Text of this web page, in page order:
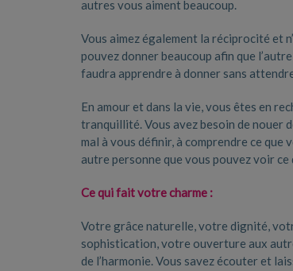
autres vous aiment beaucoup.
Vous aimez également la réciprocité et
pouvez donner beaucoup afin que
faudra apprendre à donner sans
En amour et dans la vie, vous êtes en
tranquillité. Vous avez besoin de nouer
mal à vous définir, à comprendre ce que
autre personne que vous pouvez voir ce
Ce qui fait votre charme :
Votre grâce naturelle, votre dignité,
sophistication, votre ouverture aux
de l’harmonie. Vous savez écouter et